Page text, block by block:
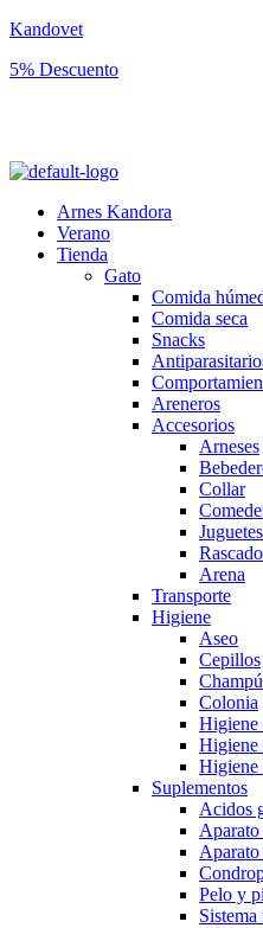
Kandovet
5% Descuento
Arnes Kandora
Verano
Tienda
Gato
Comida
Comida seca
Snacks
Areneros
Accesorios
Arneses
Collar
Juguetes
Arena
Transporte
Higiene
Aseo
Cepillos
Colonia
Higiene
Higiene
Higiene
Suplementos
Acidos
Pelo y